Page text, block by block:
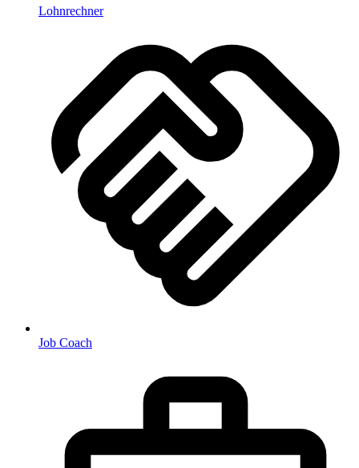
Lohnrechner
Job Coach